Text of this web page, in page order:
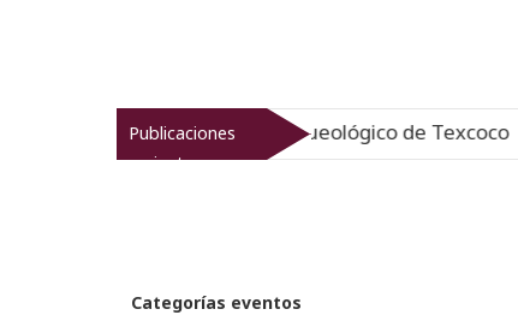
Publicaciones
recientes
el patrimonio arqueológico de Texcoco
Categorías eventos